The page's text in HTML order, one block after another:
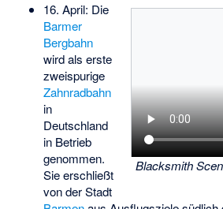
Blacksmith
16. April: Die
Barmer
Bergbahn
wird als erste
zweispurige
Zahnradbahn
in
Deutschland
in Betrieb
genommen.
Sie erschließt
von der Stadt